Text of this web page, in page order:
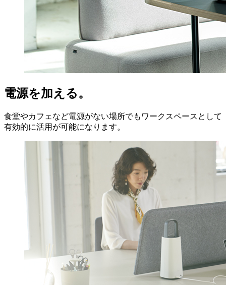
電源を加える。
食堂やカフェなど電源がない場所でもワークスペースとして
有効的に活用が可能になります。